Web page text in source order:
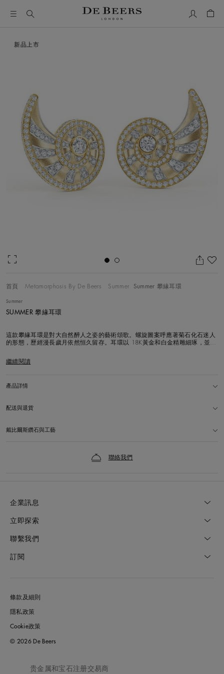
新品上市
首頁 Metamorphosis By De Beers Summer Summer 攀緣耳環
Summer
SUMMER 攀緣耳環
這款攀緣耳環是對大自然醉人之姿的藝術頌歌。螺旋圖案呼應著菊石化石迷人
的形態，歷經漫長歲月依然恒久留存。耳環以 18K黃金和白金精雕細琢，並以
是 De Beers 對高級珠寶的時尚與玩味態度，同時亦是業界專家首屈一指工藝
的完美傑作。
繼續閱讀
產品詳情
配送與退貨
戴比爾斯鑽石與工藝
聯絡我們
企業訊息
立即探索
聯繫我們
訂閱
條款及細則
隱私政策
Cookie政策
© 2026 De Beers
贵金属和宝石注册交易商